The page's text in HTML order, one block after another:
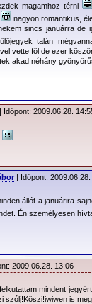
17.900,- Ft – ülő
14.900,- Ft – ülő
9.900,- Ft – ülő
magamhoz térni
nagyon romantikus,
sincs januárra de
talán
vette föl de ezer
akad néhány
| Időpont: 2009.06.28.
| Időpont:
állót a januárira
Én személyesen
2009.06.28. 13:06
mindent
szólj!Köszi!iwiwen is